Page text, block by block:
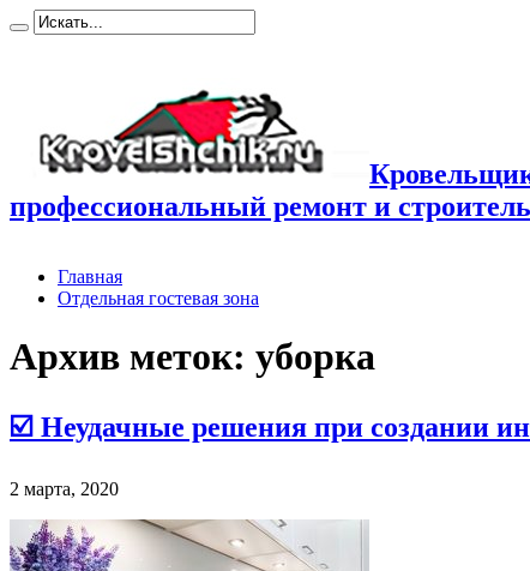
профессиональный ремонт и
Главная
Отдельная гостевая зона
Архив меток: уборка
☑️ Неудачные решения при создании
2 марта, 2020